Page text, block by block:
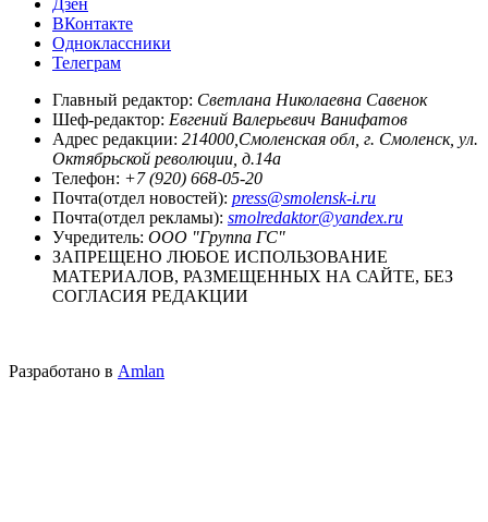
ВКонтакте
Одноклассники
Телеграм
Главный редактор: Светлана Николаевна Савенок
Шеф-редактор: Евгений Валерьевич Ванифатов
Адрес редакции: 214000,Смоленская обл, г. Смоленск, ул.
Октябрьской революции, д.14а
Телефон: +7 (920) 668-05-20
Почта(отдел новостей): press@smolensk-i.ru
Почта(отдел рекламы): smolredaktor@yandex.ru
Учредитель: ООО "Группа ГС"
ЗАПРЕЩЕНО ЛЮБОЕ ИСПОЛЬЗОВАНИЕ
МАТЕРИАЛОВ, РАЗМЕЩЕННЫХ НА САЙТЕ, БЕЗ
СОГЛАСИЯ РЕДАКЦИИ
Разработано в Amlan